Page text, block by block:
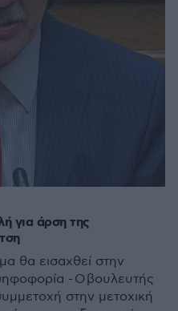
για άρση της
θα εισαχθεί στην
- Ο βουλευτής
στην μετοχική